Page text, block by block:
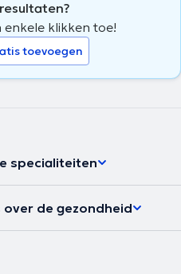
klikken toe!
toevoegen
specialiteiten
de gezondheid